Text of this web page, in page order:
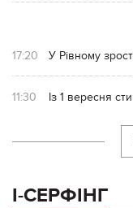
17:20 У Рівному
11:30 Із 1 вересня
І-СЕРФІНГ